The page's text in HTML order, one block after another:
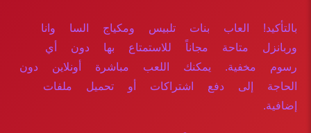
بالتأكيد! العاب بنات تلبيس ومكياج السا وانا
وربانزل متاحة مجاناً للاستمتاع بها دون أي
رسوم مخفية. يمكنك اللعب مباشرة أونلاين دون
الحاجة إلى دفع اشتراكات أو تحميل ملفات
إضافية.